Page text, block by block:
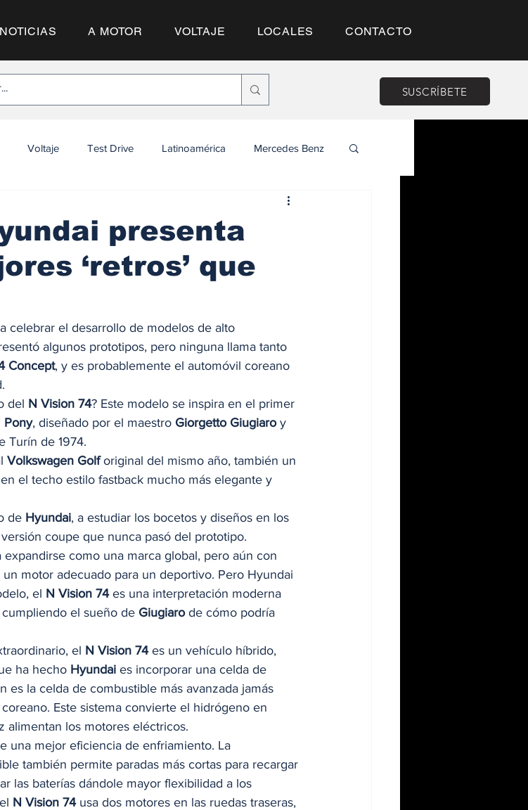
NOTICIAS A MOTOR VOLTAJE LOCALES CONTACTO
SUSCRÍBETE
Voltaje Test Drive Latinoamérica Mercedes Benz
presenta
‘retros’ que
celebrar el desarrollo de modelos de alto
algunos prototipos, pero ninguna llama tanto
Concept, y es probablemente el automóvil coreano
del N Vision 74? Este modelo se inspira en el primer
Pony, diseñado por el maestro Giorgetto Giugiaro y
Turín de 1974.
Volkswagen Golf original del mismo año, también un
el techo estilo fastback mucho más elegante y
de Hyundai, a estudiar los bocetos y diseños en los
coupe que nunca pasó del prototipo.
como una marca global, pero aún con
motor adecuado para un deportivo. Pero Hyundai
el N Vision 74 es una interpretación moderna
cumpliendo el sueño de Giugiaro de cómo podría
el N Vision 74 es un vehículo híbrido,
ha hecho Hyundai es incorporar una celda de
es la celda de combustible más avanzada jamás
Este sistema convierte el hidrógeno en
alimentan los motores eléctricos.
una mejor eficiencia de enfriamiento. La
también permite paradas más cortas para recargar
las baterías dándole mayor flexibilidad a los
N Vision 74 usa dos motores en las ruedas traseras,